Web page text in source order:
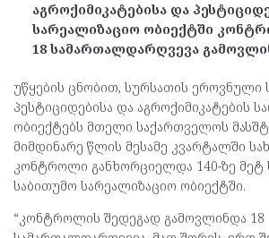
აგროქიმიკატებისა და
სარეალიზაციო ობიექტში
18 სამართალდარღვევა
უწყების ცნობით, სურსათის ეროვნული
პესტიციდებისა და აგროქიმიკატების
ობიექტებს მთელი საქართველოს
მიმდინარე წლის მესამე კვარტალში
კონტროლი განხორციელდა 140-ზე მეტ
საბითუმო სარეალიზაციო ობიექტში.
“კონტროლის შედეგად გამოვლინდა 18